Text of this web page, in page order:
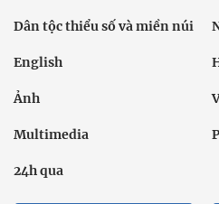
Dân tộc thiểu số và miền núi
English
Ảnh
Multimedia
24h qua